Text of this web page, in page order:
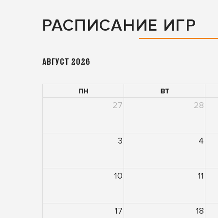
РАСПИСАНИЕ ИГР
АВГУСТ 2026
пн вт
27
28
3 4
10 11
17 18